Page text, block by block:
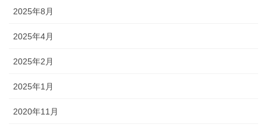
2025年8月
2025年4月
2025年2月
2025年1月
2020年11月